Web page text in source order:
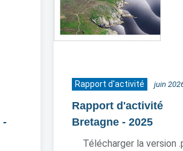
-
Rapport d'activité juin
Rapport d'activité
Bretagne - 2025
Télécharger la version